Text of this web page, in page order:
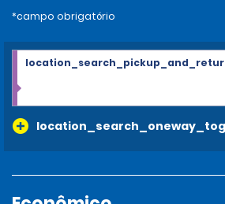
*campo obrigatório